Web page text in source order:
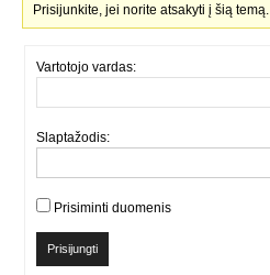
Prisijunkite, jei norite atsakyti į šią temą.
Vartotojo vardas:
Slaptažodis:
Prisiminti duomenis
Prisijungti